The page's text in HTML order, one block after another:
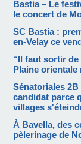
Bastia – Le
le concert de
SC Bastia :
en-Velay ce
“Il faut sortir
Plaine
Sénatoriales
candidat parce
villages
À Bavella, des
pèlerinage de